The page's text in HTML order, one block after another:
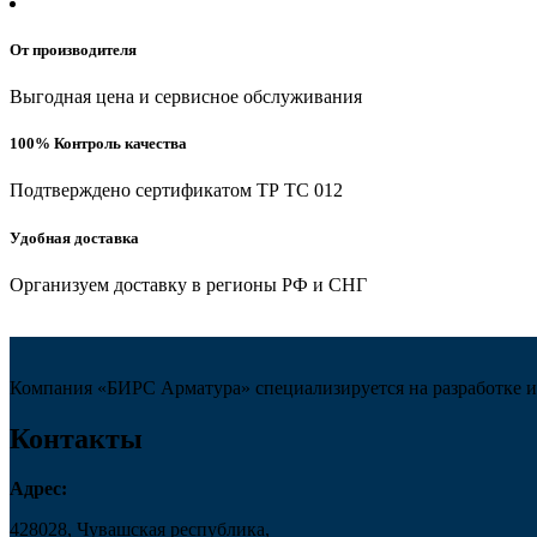
От производителя
Выгодная цена и сервисное обслуживания
100% Контроль качества
Подтверждено сертификатом ТР ТС 012
Удобная доставка
Организуем доставку в регионы РФ и СНГ
Компания «БИРС Арматура» специализируется на разработке
Контакты
Адрес:
428028, Чувашская республика,